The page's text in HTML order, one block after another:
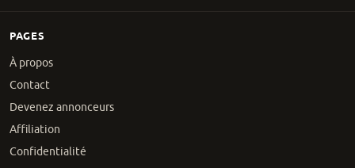
PAGES
À propos
Contact
Devenez annonceurs
Affiliation
Confidentialité